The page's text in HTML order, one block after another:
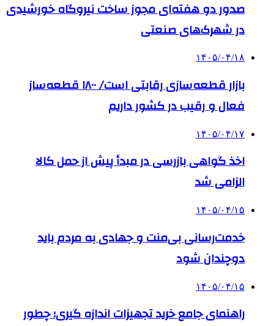
صدور دو هفته‌ای مجوز ساخت نیروگاه خورشیدی
در شهرک‌های صنعتی
۱۴۰۵/۰۴/۱۸
بازار قطعه‌سازی رقابتی است/ ۱۸۰۰ قطعه‌ساز
فعال و رقیب در کشور داریم
۱۴۰۵/۰۴/۱۷
اخذ گواهی بازرسی در مبدأ پیش از حمل کالا
الزامی شد
۱۴۰۵/۰۴/۱۵
خدمت‌رسانی بی‌منت و جهادی به مردم باید
دوچندان شود
۱۴۰۵/۰۴/۱۵
راهنمای جامع خرید تجهیزات اندازه گیری؛ چطور